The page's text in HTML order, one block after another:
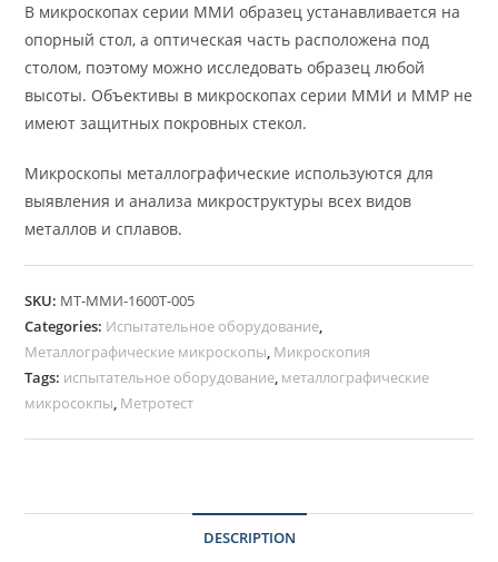
В микроскопах серии ММИ образец устанавливается на
опорный стол, а оптическая часть расположена под
столом, поэтому можно исследовать образец любой
высоты. Объективы в микроскопах серии ММИ и ММР не
имеют защитных покровных стекол.
Микроскопы металлографические используются для
выявления и анализа микроструктуры всех видов
металлов и сплавов.
SKU: МТ-ММИ-1600Т-005
Categories: Испытательное оборудование,
Металлографические микроскопы, Микроскопия
Tags: испытательное оборудование, металлографические
микросокпы, Метротест
DESCRIPTION